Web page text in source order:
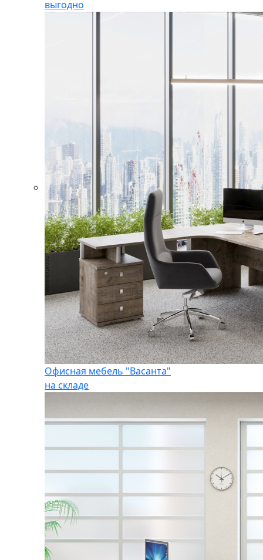
выгодно
Офисная мебель "Васанта"
на складе